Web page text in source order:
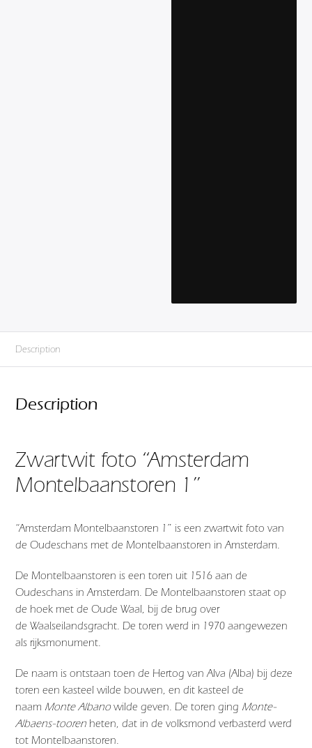
Description
Description
Zwartwit foto “Amsterdam
Montelbaanstoren 1”
“Amsterdam Montelbaanstoren 1” is een zwartwit foto van
de Oudeschans met de Montelbaanstoren in Amsterdam.
De Montelbaanstoren is een toren uit 1516 aan de
Oudeschans in Amsterdam. De Montelbaanstoren staat op
de hoek met de Oude Waal, bij de brug over
de Waalseilandsgracht. De toren werd in 1970 aangewezen
als rijksmonument.
De naam is ontstaan toen de Hertog van Alva (Alba) bij deze
toren een kasteel wilde bouwen, en dit kasteel de
naam Monte Albano wilde geven. De toren ging Monte-
Albaens-tooren heten, dat in de volksmond verbasterd werd
tot Montelbaanstoren.